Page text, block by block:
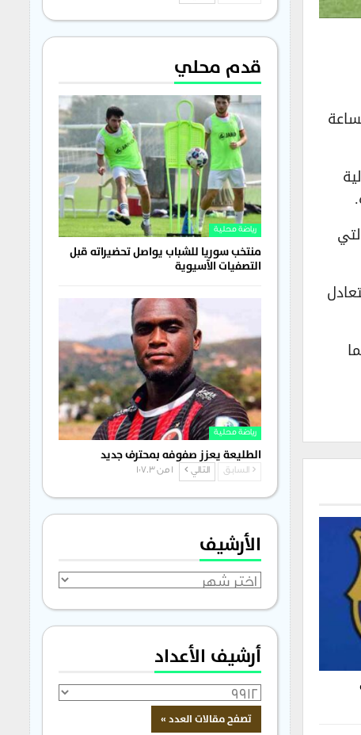
الساعة
الثانية من كأس العالم 2026، والتي
قدم محلي
رياضة محلية
منتخب سوريا للشباب يواصل تحضيراته قبل
التصفيات الآسيوية
رياضة محلية
الطليعة يعزز صفوفه بمحترف جديد
السابق التالي 1 من 1٬703
الأرشيف
الأرشيف
أرشيف الأعداد